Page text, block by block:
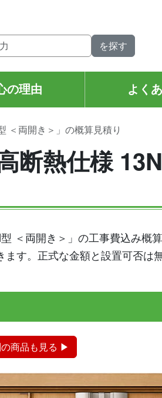
の理由 よく
＜両開き＞」の概算見積り
断熱仕様
＜両開き＞」の工事費込み概
す。正式な金額と設置可否は
の商品も見る ▶